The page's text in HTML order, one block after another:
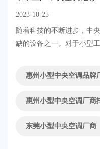
2023-10-25
随着科技的不断进步，中
缺的设备之一。对于小型
象。下面，我们就来推荐
惠州小型中央空调品牌
惠州小型中央空调厂商
东莞小型中央空调厂商